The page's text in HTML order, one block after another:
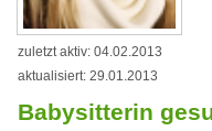
zuletzt aktiv: 04.02.2013
aktualisiert: 29.01.2013
Babysitterin